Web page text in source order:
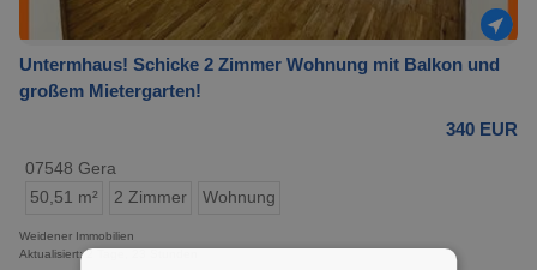
Untermhaus! Schicke 2 Zimmer Wohnung mit Balkon und
großem Mietergarten!
340 EUR
07548 Gera
50,51 m²
2 Zimmer Wohnung
Weidener Immobilien
Aktualisiert: 2 Tage, 23 Stunden